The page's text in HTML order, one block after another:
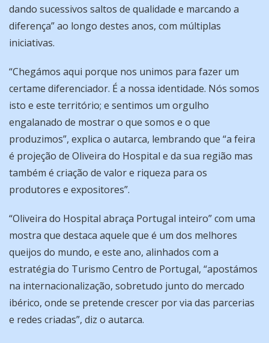
dando sucessivos saltos de qualidade e marcando a
diferença” ao longo destes anos, com múltiplas
iniciativas.
“Chegámos aqui porque nos unimos para fazer um
certame diferenciador. É a nossa identidade. Nós somos
isto e este território; e sentimos um orgulho
engalanado de mostrar o que somos e o que
produzimos”, explica o autarca, lembrando que “a feira
é projeção de Oliveira do Hospital e da sua região mas
também é criação de valor e riqueza para os
produtores e expositores”.
“Oliveira do Hospital abraça Portugal inteiro” com uma
mostra que destaca aquele que é um dos melhores
queijos do mundo, e este ano, alinhados com a
estratégia do Turismo Centro de Portugal, “apostámos
na internacionalização, sobretudo junto do mercado
ibérico, onde se pretende crescer por via das parcerias
e redes criadas”, diz o autarca.